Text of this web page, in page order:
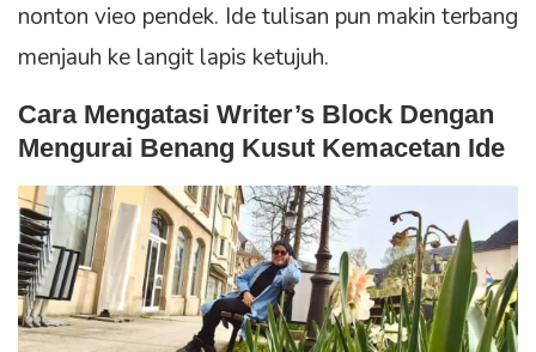
nonton vieo pendek. Ide tulisan pun makin terbang
menjauh ke langit lapis ketujuh.
Cara Mengatasi Writer’s Block Dengan
Mengurai Benang Kusut Kemacetan Ide